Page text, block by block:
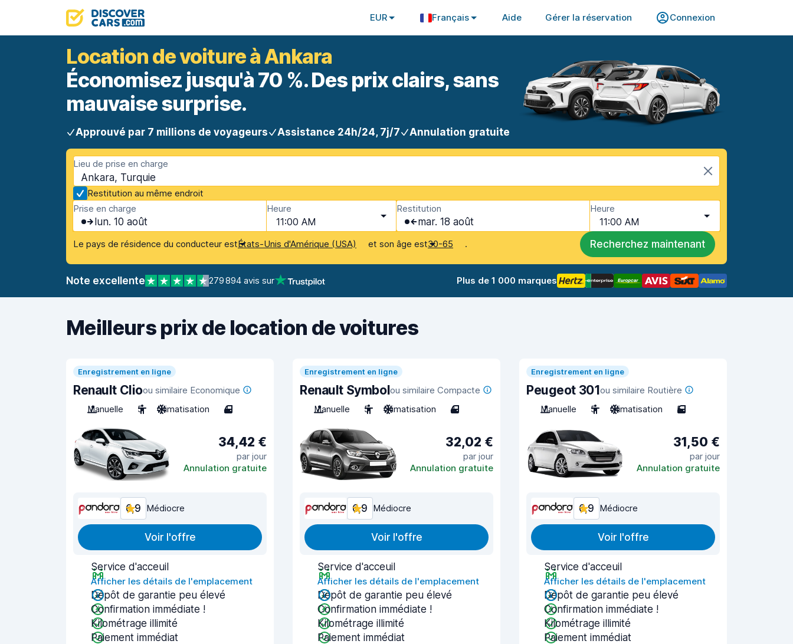
EUR Français Aide Gérer la réservation Connexion
Location de voiture à Ankara
Économisez jusqu'à 70 %. Des prix clairs, sans
mauvaise surprise.
Approuvé par 7 millions de voyageurs Assistance 24h/24, 7j/7 Annulation gratuite
Lieu de prise en charge
Ankara, Turquie
Restitution au même endroit
Prise en charge
lun. 10 août
Heure
11:00 AM
Restitution
mar. 18 août
Heure
11:00 AM
Le pays de résidence du conducteur estÉtats-Unis d'Amérique (USA) et son âge est30-65 . Recherchez maintenant
Note excellente 279 894 avis sur Plus de 1 000 marques
Meilleurs prix de location de voitures
Enregistrement en ligne
Renault Clioou similaire Economique
Manuelle
5 Climatisation 4
34,42 €
par jour
Annulation gratuite
6,9 Médiocre
Voir l'offre
Service d'acceuil
Afficher les détails de l'emplacement
Dépôt de garantie peu élevé
Confirmation immédiate !
Kilométrage illimité
Paiement immédiat
Enregistrement en ligne
Renault Symbolou similaire Compacte
Manuelle
5 Climatisation 4
32,02 €
par jour
Annulation gratuite
6,9 Médiocre
Voir l'offre
Service d'acceuil
Afficher les détails de l'emplacement
Dépôt de garantie peu élevé
Confirmation immédiate !
Kilométrage illimité
Paiement immédiat
Enregistrement en ligne
Peugeot 301ou similaire Routière
Manuelle
5 Climatisation 5
31,50 €
par jour
Annulation gratuite
6,9 Médiocre
Voir l'offre
Service d'acceuil
Afficher les détails de l'emplacement
Dépôt de garantie peu élevé
Confirmation immédiate !
Kilométrage illimité
Paiement immédiat